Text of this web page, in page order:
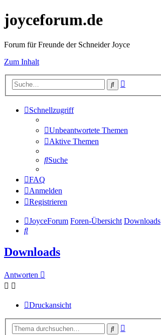
joyceforum.de
Forum für Freunde der Schneider Joyce
Zum Inhalt
Suche
Schnellzugriff
Unbeantwortete Themen
Aktive Themen
Suche
FAQ
Anmelden
Registrieren
JoyceForum Foren-Übersicht Downloads
Suche
Downloads
Antworten
Druckansicht
Suche